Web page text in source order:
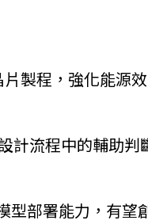
製程，強化能源
計流程中的輔助判
型部署能力，有望